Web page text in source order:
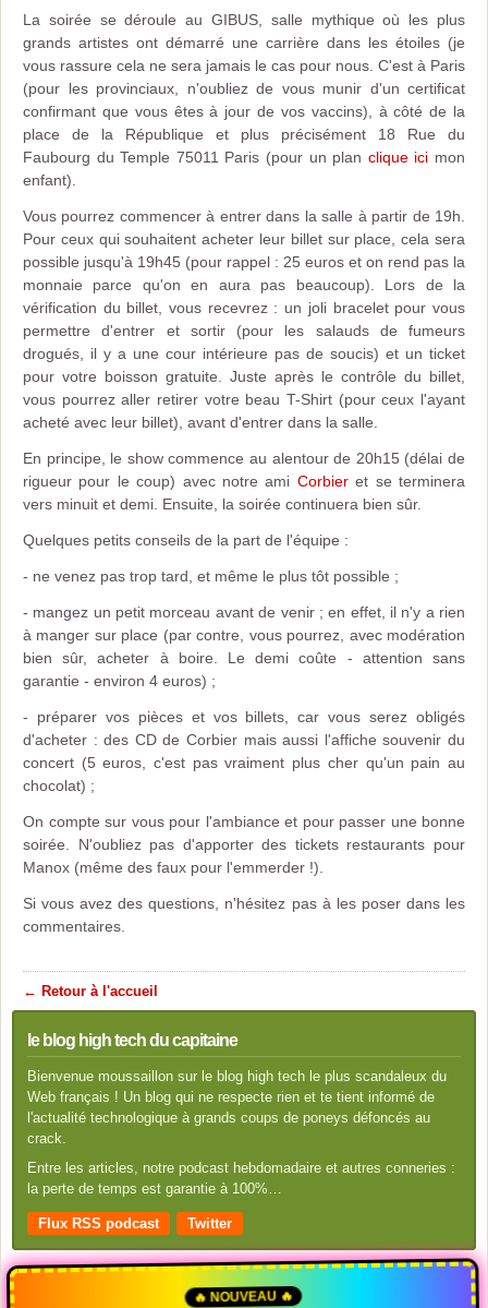
La soirée se déroule au GIBUS, salle mythique où les plus
grands artistes ont démarré une carrière dans les étoiles (je
vous rassure cela ne sera jamais le cas pour nous. C'est à Paris
(pour les provinciaux, n'oubliez de vous munir d'un certificat
confirmant que vous êtes à jour de vos vaccins), à côté de la
place de la République et plus précisément 18 Rue du
Faubourg du Temple 75011 Paris (pour un plan clique ici mon
enfant).
Vous pourrez commencer à entrer dans la salle à partir de 19h.
Pour ceux qui souhaitent acheter leur billet sur place, cela sera
possible jusqu'à 19h45 (pour rappel : 25 euros et on rend pas la
monnaie parce qu'on en aura pas beaucoup). Lors de la
vérification du billet, vous recevrez : un joli bracelet pour vous
permettre d'entrer et sortir (pour les salauds de fumeurs
drogués, il y a une cour intérieure pas de soucis) et un ticket
pour votre boisson gratuite. Juste après le contrôle du billet,
vous pourrez aller retirer votre beau T-Shirt (pour ceux l'ayant
acheté avec leur billet), avant d'entrer dans la salle.
En principe, le show commence au alentour de 20h15 (délai de
rigueur pour le coup) avec notre ami Corbieret se terminera
vers minuit et demi. Ensuite, la soirée continuera bien sûr.
Quelques petits conseils de la part de l'équipe :
- ne venez pas trop tard, et même le plus tôt possible ;
- mangez un petit morceau avant de venir ; en effet, il n'y a rien
à manger sur place (par contre, vous pourrez, avec modération
bien sûr, acheter à boire. Le demi coûte - attention sans
garantie - environ 4 euros) ;
- préparer vos pièces et vos billets, car vous serez obligés
d'acheter : des CD de Corbier mais aussi l'affiche souvenir du
concert (5 euros, c'est pas vraiment plus cher qu'un pain au
chocolat) ;
On compte sur vous pour l'ambiance et pour passer une bonne
soirée. N'oubliez pas d'apporter des tickets restaurants pour
Manox (même des faux pour l'emmerder !).
Si vous avez des questions, n'hésitez pas à les poser dans les
commentaires.
← Retour à l'accueil
le blog high tech du capitaine
Bienvenue moussaillon sur le blog high tech le plus scandaleux du
Web français ! Un blog qui ne respecte rien et te tient informé de
l'actualité technologique à grands coups de poneys défoncés au
crack.
Entre les articles, notre podcast hebdomadaire et autres conneries :
la perte de temps est garantie à 100%…
Flux RSS podcast Twitter
🔥 NOUVEAU 🔥